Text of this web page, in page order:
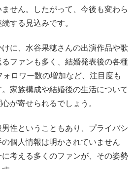
せん。したがって、今後も変わら
する見込みです。
に、水谷果穂さんの出演作品や歌
ファンも多く、結婚発表後の各種
ォロワー数の増加など、注目度も
家族構成や結婚後の生活について
が寄せられるでしょう。
性ということもあり、プライバシ
個人情報は明かされていません
考える多くのファンが、その姿勢